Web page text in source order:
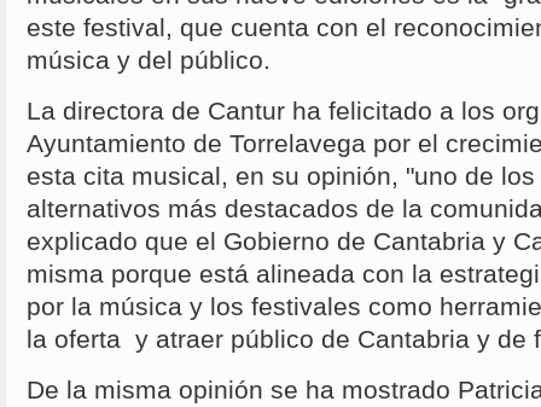
este festival, que cuenta con el
música y del público.
La directora de Cantur ha felicitado a los
Ayuntamiento de Torrelavega por el
esta cita musical, en su opinión, "uno de
alternativos más destacados de la
explicado que el Gobierno de Cantabria y
misma porque está alineada con la
por la música y los festivales como
la oferta y atraer público de Cantabria y de
De la misma opinión se ha mostrado